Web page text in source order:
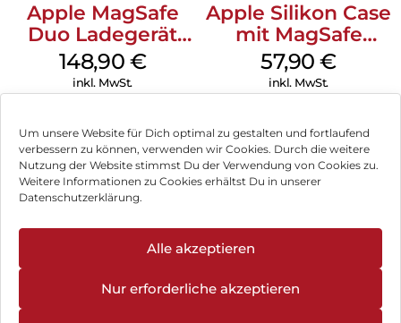
Um unsere Website für Dich optimal zu gestalten und fortlaufend
verbessern zu können, verwenden wir Cookies. Durch die weitere
Nutzung der Website stimmst Du der Verwendung von Cookies zu.
Weitere Informationen zu Cookies erhältst Du in unserer
Datenschutzerklärung.
Alle akzeptieren
Nur erforderliche akzeptieren
Apple MagSafe
Duo Ladegerät
Weiß
148,90 €
inkl. MwSt.
Apple Silikon Case
mit MagSafe
iPhone 14 Pro
(PRODUCT)RED
57,90€
inkl. MwSt.
Impressum
Hinweis zur Batterieentsorgung